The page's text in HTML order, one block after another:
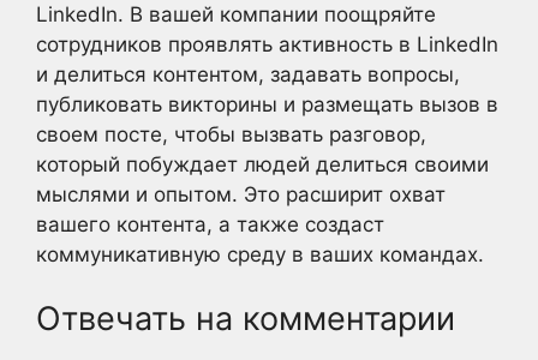
LinkedIn. В вашей компании поощряйте
сотрудников проявлять активность в LinkedIn
и делиться контентом, задавать вопросы,
публиковать викторины и размещать вызов в
своем посте, чтобы вызвать разговор,
который побуждает людей делиться своими
мыслями и опытом. Это расширит охват
вашего контента, а также создаст
коммуникативную среду в ваших командах.
Отвечать на комментарии